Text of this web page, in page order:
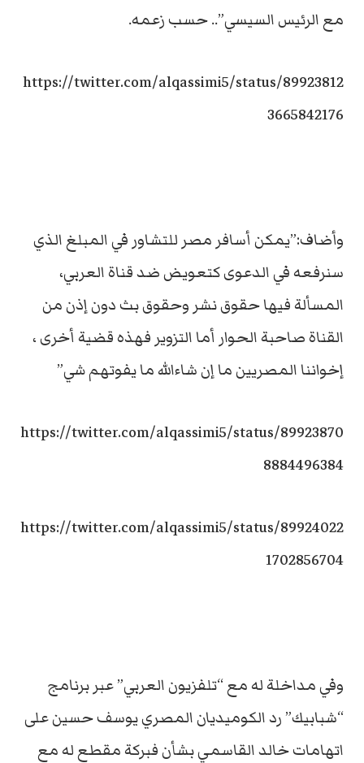
مع الرئيس السيسي”.. حسب زعمه.
https://twitter.com/alqassimi5/status/89923812
3665842176
وأضاف:”يمكن أسافر مصر للتشاور في المبلغ الذي
سنرفعه في الدعوى كتعويض ضد قناة العربي،
المسألة فيها حقوق نشر وحقوق بث دون إذن من
القناة صاحبة الحوار أما التزوير فهذه قضية أخرى ،
إخواننا المصريين ما إن شاءالله ما يفوتهم شي”
https://twitter.com/alqassimi5/status/89923870
8884496384
https://twitter.com/alqassimi5/status/89924022
1702856704
وفي مداخلة له مع “تلفزيون العربي” عبر برنامج
“شبابيك” رد الكوميديان المصري يوسف حسين على
اتهامات خالد القاسمي بشأن فبركة مقطع له مع